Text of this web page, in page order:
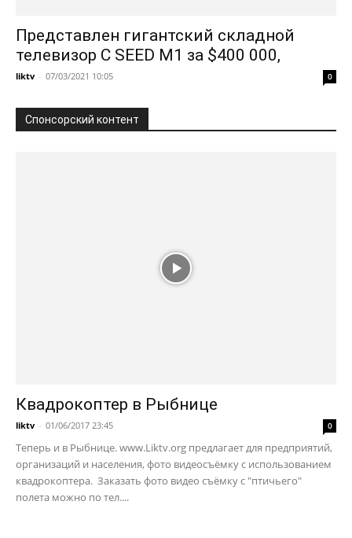
Представлен гигантский складной
телевизор C SEED M1 за $400 000,
liktv - 07/03/2021 10:05 0
Спонсорский контент
Квадрокоптер в Рыбнице
liktv - 01/06/2017 23:45 0
Теперь и в Рыбнице. www.Liktv.org предлагает для предприятий,
организаций и населения, фото видеосъёмку с использованием
квадрокоптера. Заказать фото видео съёмку с "птичьего"
полета можно по тел....